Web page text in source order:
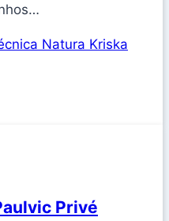
Natura Kriska
Privé